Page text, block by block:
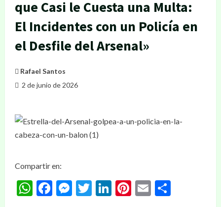
que Casi le Cuesta una Multa:
El Incidentes con un Policía en
el Desfile del Arsenal»
Rafael Santos
2 de junio de 2026
Compartir en:
WhatsApp
Facebook
Messenger
Twitter
LinkedIn
Pinterest
Email